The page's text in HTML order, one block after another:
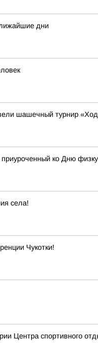
дни
шашечный турнир
ко Дню
села!
Чукотки!
Центра спортивного